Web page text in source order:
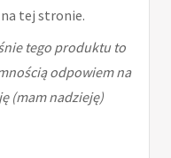
tej stronie.
tego produktu to
odpowiem na
(mam nadzieję)